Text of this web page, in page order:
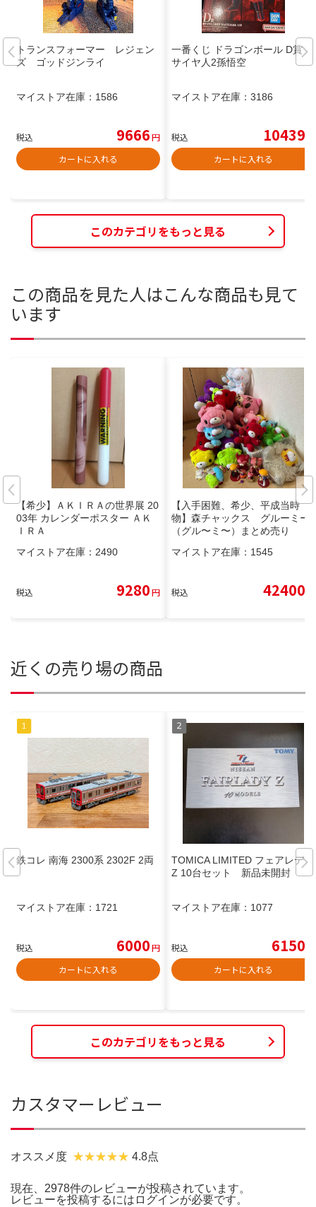
トランスフォーマー レジェン
ズ ゴッドジンライ
マイストア在庫： 1586
税込 9666円
カートに入れる
一番くじ ドラゴンボール D賞 超
サイヤ人2孫悟空
マイストア在庫： 3186
税込 10439
カートに入れる
このカテゴリをもっと見る
この商品を見た人はこんな商品も見て
います
【希少】ＡＫＩＲＡの世界展 20
03年 カレンダーポスター ＡＫ
ＩＲＡ
マイストア在庫： 2490
税込 9280円
【入手困難、希少、平成当時
物】森チャックス グルーミー
（グル〜ミ〜）まとめ売り
マイストア在庫： 1545
税込 42400
近くの売り場の商品
鉄コレ 南海 2300系 2302F 2両
マイストア在庫： 1721
税込 6000円
カートに入れる
TOMICA LIMITED フェアレディ
Z 10台セット 新品未開封
マイストア在庫： 1077
税込 6150
カートに入れる
このカテゴリをもっと見る
カスタマーレビュー
オススメ度 4.8点
現在、2978件のレビューが投稿されています。
レビューを投稿するには ログインが必要です。